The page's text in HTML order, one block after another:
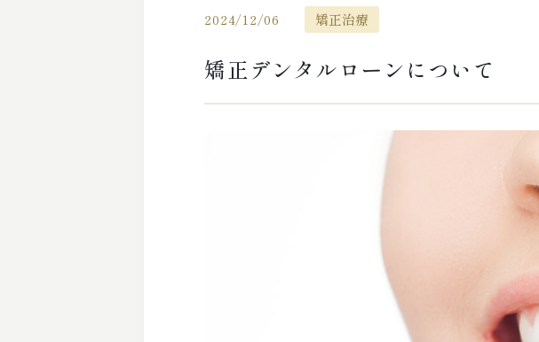
2024/12/06 矯正治療
矯正デンタルローンについて